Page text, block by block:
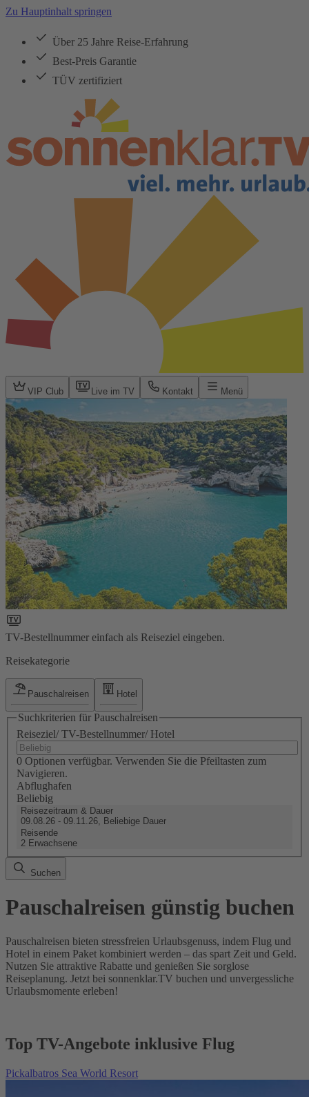
Zu Hauptinhalt springen
Über 25 Jahre Reise-Erfahrung
Best-Preis Garantie
TÜV zertifiziert
VIP Club Live im TV Kontakt Menü
TV-Bestellnummer einfach als Reiseziel eingeben.
Reisekategorie
Pauschalreisen Hotel
Suchkriterien für Pauschalreisen
Reiseziel/ TV-Bestellnummer/ Hotel
0 Optionen verfügbar. Verwenden Sie die Pfeiltasten zum
Navigieren.
Abflughafen
Beliebig
Reisezeitraum & Dauer
09.08.26 - 09.11.26, Beliebige Dauer
Reisende
2 Erwachsene
Suchen
Pauschalreisen günstig buchen
Pauschalreisen bieten stressfreien Urlaubsgenuss, indem Flug und
Hotel in einem Paket kombiniert werden – das spart Zeit und Geld.
Nutzen Sie attraktive Rabatte und genießen Sie sorglose
Reiseplanung. Jetzt bei sonnenklar.TV buchen und unvergessliche
Urlaubsmomente erleben!
Top TV-Angebote inklusive Flug
Pickalbatros Sea World Resort